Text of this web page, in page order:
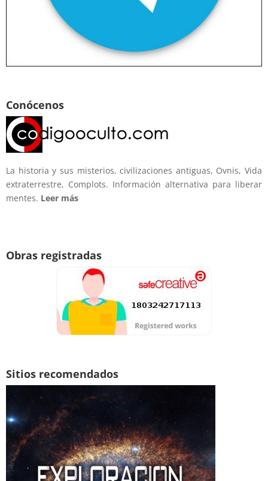
Conócenos
La historia y sus misterios, civilizaciones antiguas, Ovnis, Vida
extraterrestre, Complots. Información alternativa para liberar
mentes. Leer más
Obras registradas
Sitios recomendados